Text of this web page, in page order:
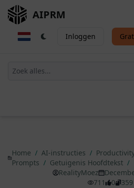
AIPRM
Inloggen
Home / AI-instructies /
Prompts / Getuigenis Hoofdtekst /
RealityMoez
711
0 359